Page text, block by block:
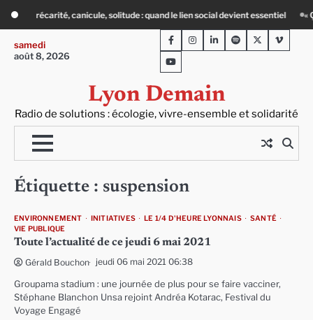
content
solitude : quand le lien social devient essentiel « Ça chauffe » : des
samedi
août 8, 2026
Lyon Demain
Radio de solutions : écologie, vivre-ensemble et solidarité
FacebookInstagram
LinkedInSpotifyTwitterViméo
Youtube
Étiquette : suspension
ENVIRONNEMENT INITIATIVES LE 1/4 D'HEURE LYONNAIS
SANTÉ
VIE PUBLIQUE
Toute l’actualité de ce jeudi 6 mai 2021
Gérald Bouchon jeudi 06 mai 2021 06:38
Groupama stadium : une journée de plus pour se faire vacciner,
Stéphane Blanchon Unsa rejoint Andréa Kotarac, Festival du
Voyage Engagé